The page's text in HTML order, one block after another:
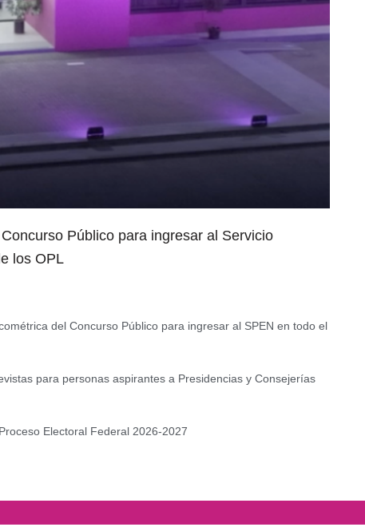
Público para ingresar al Servicio
los OPL
del Concurso Público para ingresar al SPEN en todo el
para personas aspirantes a Presidencias y Consejerías
Electoral Federal 2026‑2027